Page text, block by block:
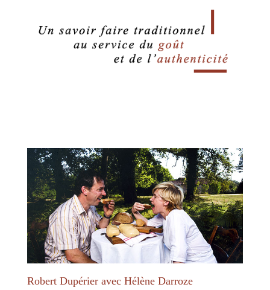
Robert Dupérier avec Hélène Darroze